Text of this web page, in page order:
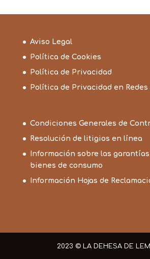
Aviso Legal
Política de Cookies
Política de Privacidad
Política de Privacidad en Redes
Condiciones Generales de
Resolución de litigios en línea
Información sobre las
bienes de consumo
Información Hojas de
2023 © LA DEHESA DE